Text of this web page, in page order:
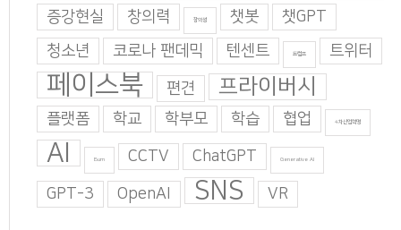
증강현실
창의력 창의성 챗봇
챗GPT
청소년
코로나 팬데믹 텐센트 트럼프 트위터
페이스북 편견 프라이버시
플랫폼 학교 학부모 학습 협업 4차산업혁명
AI Burn CCTV ChatGPT Generative AI
GPT-3 OpenAI SNS VR